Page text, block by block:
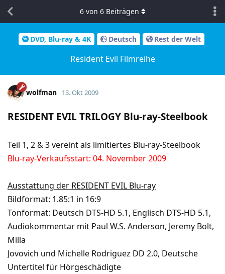
DVD, Blu-ray & 4K Deutsch Rest der Welt
Resident Evil Filmreihe
6von 6Beiträgen
wolfman 13. Okt 2009
RESIDENT EVIL TRILOGY Blu-ray-Steelbook
Teil 1, 2 & 3 vereint als limitiertes Blu-ray-Steelbook
Blu-ray-Verkaufsstart: 04. November 2009
Ausstattung der RESIDENT EVIL Blu-ray
Bildformat: 1.85:1 in 16:9
Tonformat: Deutsch DTS-HD 5.1, Englisch DTS-HD 5.1,
Audiokommentar mit Paul W.S. Anderson, Jeremy Bolt,
Milla
Jovovich und Michelle Rodriguez DD 2.0, Deutsche
Untertitel für Hörgeschädigte